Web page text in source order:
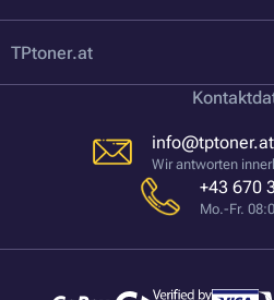
TPtoner.at
info@tptoner.at
Wir antworten
+43 670
Mo.-Fr.